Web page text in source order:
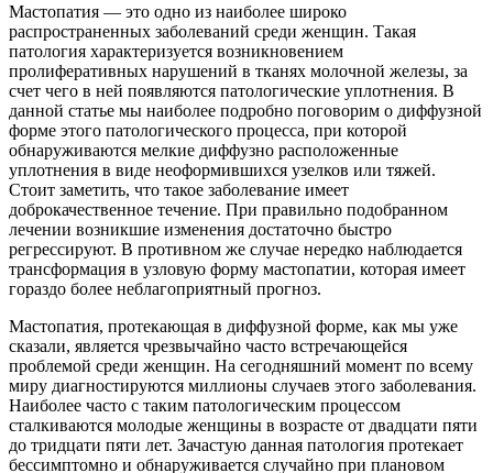
Мастопатия — это одно из наиболее широко
распространенных заболеваний среди женщин. Такая
патология характеризуется возникновением
пролиферативных нарушений в тканях молочной железы, за
счет чего в ней появляются патологические уплотнения. В
данной статье мы наиболее подробно поговорим о диффузной
форме этого патологического процесса, при которой
обнаруживаются мелкие диффузно расположенные
уплотнения в виде неоформившихся узелков или тяжей.
Стоит заметить, что такое заболевание имеет
доброкачественное течение. При правильно подобранном
лечении возникшие изменения достаточно быстро
регрессируют. В противном же случае нередко наблюдается
трансформация в узловую форму мастопатии, которая имеет
гораздо более неблагоприятный прогноз.
Мастопатия, протекающая в диффузной форме, как мы уже
сказали, является чрезвычайно часто встречающейся
проблемой среди женщин. На сегодняшний момент по всему
миру диагностируются миллионы случаев этого заболевания.
Наиболее часто с таким патологическим процессом
сталкиваются молодые женщины в возрасте от двадцати пяти
до тридцати пяти лет. Зачастую данная патология протекает
бессимптомно и обнаруживается случайно при плановом